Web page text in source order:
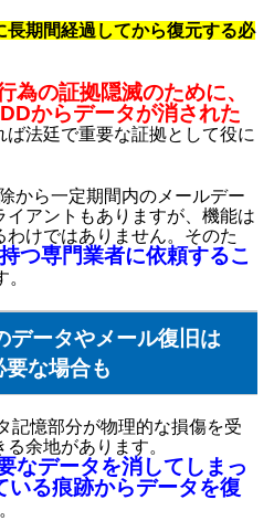
長期間経過してから復元する必
為の証拠隠滅のために、
からデータが消された
ば法廷で重要な証拠として役に
から一定期間内のメールデー
イアントもありますが、機能は
けではありません。そのた
つ専門業者に依頼するこ
データやメール復旧は
な場合も
記憶部分が物理的な損傷を受
余地があります。
なデータを消してしまっ
いる痕跡からデータを復